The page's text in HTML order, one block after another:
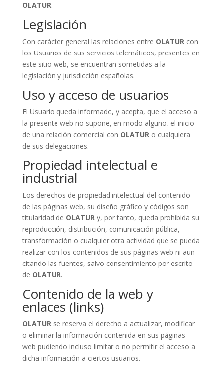
OLATUR.
Legislación
Con carácter general las relaciones entre OLATURcon
los Usuarios de sus servicios telemáticos, presentes en
este sitio web, se encuentran sometidas a la
legislación y jurisdicción españolas.
Uso y acceso de usuarios
El Usuario queda informado, y acepta, que el acceso a
la presente web no supone, en modo alguno, el inicio
de una relación comercial con OLATURo cualquiera
de sus delegaciones.
Propiedad intelectual e
industrial
Los derechos de propiedad intelectual del contenido
de las páginas web, su diseño gráfico y códigos son
titularidad de OLATURy, por tanto, queda prohibida su
reproducción, distribución, comunicación pública,
transformación o cualquier otra actividad que se pueda
realizar con los contenidos de sus páginas web ni aun
citando las fuentes, salvo consentimiento por escrito
de OLATUR.
Contenido de la web y
enlaces (links)
OLATURse reserva el derecho a actualizar, modificar
o eliminar la información contenida en sus páginas
web pudiendo incluso limitar o no permitir el acceso a
dicha información a ciertos usuarios.